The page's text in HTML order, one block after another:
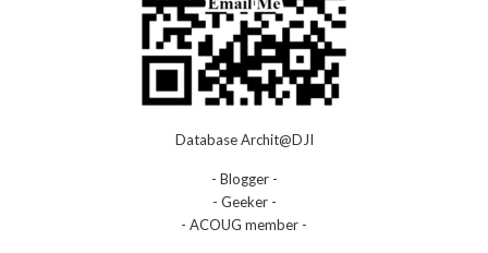
Database Archit@DJI
- Blogger -
- Geeker -
- ACOUG member -